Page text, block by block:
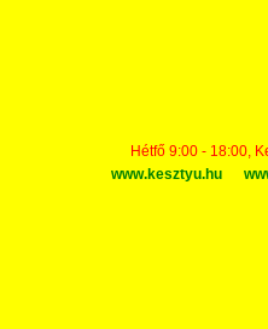
Hétfő 9:00 - 18:00,
www.kesztyu.hu